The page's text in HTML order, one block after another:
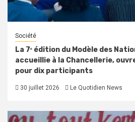
Société
La 7ᵉ édition du Modèle des
accueillie à la Chancellerie,
pour dix participants
30 juillet 2026 Le Quotidien News